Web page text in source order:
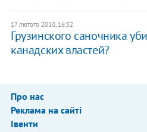
17 лютого 2010, 16:32
Грузинского саночника
канадских властей?
Про нас
Реклама на сайті
Івенти